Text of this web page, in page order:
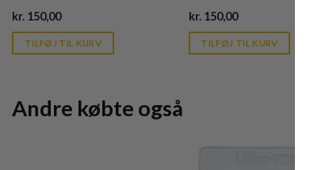
kr. 150,00Current
is:
kr. 39,95.
TILFØJ TIL KURV
kr.150,00Current
is:
kr. 39,95.
TILFØJ TIL KURV
Andre købte også